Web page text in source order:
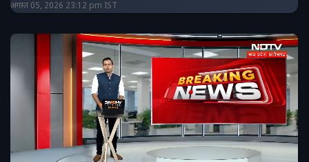
अगस्त 05, 2026 23:12 pm IST